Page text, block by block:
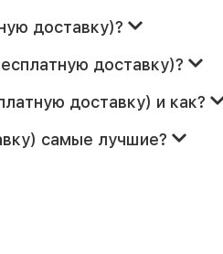
доставку)?
доставку)?
доставку) и как?
самые лучшие?